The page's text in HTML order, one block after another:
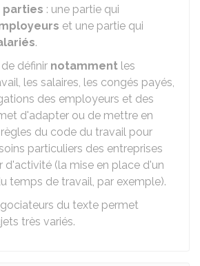
parties : une partie qui
et une partie qui
.
définir notamment les
les salaires, les congés payés,
des employeurs et des
d'adapter ou de mettre en
du code du travail pour
particuliers des entreprises
d'activité (la mise en place d'un
temps de travail, par exemple).
du texte permet
très variés.